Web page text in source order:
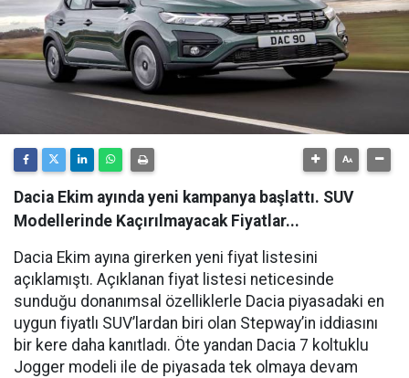
Dacia Ekim ayında yeni kampanya başlattı. SUV
Modellerinde Kaçırılmayacak Fiyatlar...
Dacia Ekim ayına girerken yeni fiyat listesini
açıklamıştı. Açıklanan fiyat listesi neticesinde
sunduğu donanımsal özelliklerle Dacia piyasadaki en
uygun fiyatlı SUV’lardan biri olan Stepway’in iddiasını
bir kere daha kanıtladı. Öte yandan Dacia 7 koltuklu
Jogger modeli ile de piyasada tek olmaya devam